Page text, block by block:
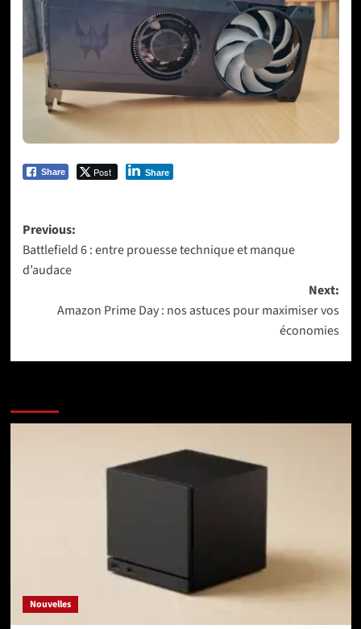
Share Post Share
Post
navigation
Previous:
Battlefield 6 : entre prouesse technique et manque
d’audace
Next:
Amazon Prime Day : nos astuces pour maximiser vos
économies
Nouvelles